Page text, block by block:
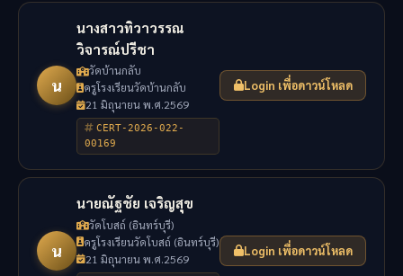
น
นางสาวทิวาวรรณ
วิจารณ์ปรีชา
วัดบ้านกลับ
ครูโรงเรียนวัดบ้านกลับ
21 มิถุนายน พ.ศ.2569
CERT-2026-022-
00169
Login เพื่อดาวน์โหลด
น
นายณัฐชัย เจริญสุข
วัดโบสถ์ (อินทร์บุรี)
ครูโรงเรียนวัดโบสถ์ (อินทร์บุรี)
21 มิถุนายน พ.ศ.2569
Login เพื่อดาวน์โหลด